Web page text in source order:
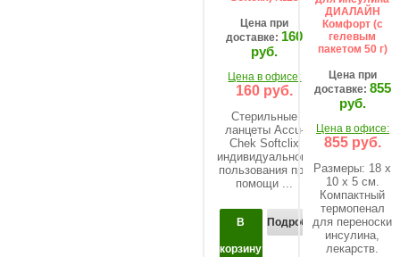
Цена при
доставке: 160
руб.
Цена в офисе:
160 руб.
Стерильные
ланцеты Accu-
Chek Softclix
индивидуального
пользования при
помощи ...
В
корзину
Подробнее...
ДИАЛАЙН
Комфорт (c
гелевым
пакетом 50 г)
Цена при
доставке: 855
руб.
Цена в офисе:
855 руб.
Размеры: 18 х
10 х 5 см.
Компактный
термопенал
для переноски
инсулина,
лекарств.